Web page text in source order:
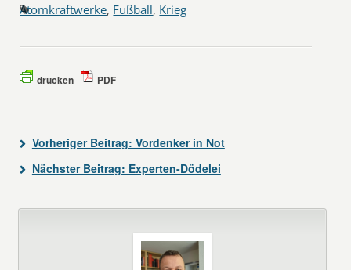
Atomkraftwerke, Fußball, Krieg
drucken PDF
Vorheriger Beitrag: Vordenker in Not
Nächster Beitrag: Experten-Dödelei